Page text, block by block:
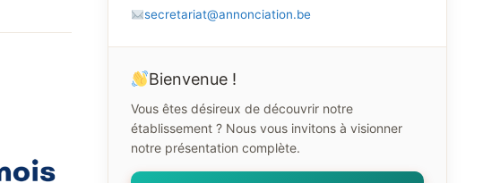
secretariat@annonciation.be
Bienvenue !
Vous êtes désireux de découvrir notre
établissement ? Nous vous invitons à visionner
notre présentation complète.